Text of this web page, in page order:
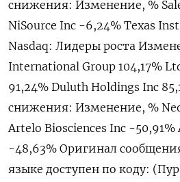
снижения: Изменение, %
NiSource Inc -6,24% Texas
Nasdaq: Лидеры роста
International Group 104,17%
91,24% Duluth Holdings Inc
снижения: Изменение, %
Artelo Biosciences Inc -
-48,63% Оригинал
языке доступен по коду: